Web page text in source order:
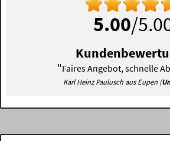
5.00/
"Faires Angebot, schnelle
Karl Heinz Paulusch aus Eupen (